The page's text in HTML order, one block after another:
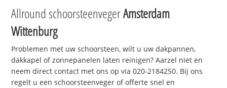
Allround schoorsteenvegerAmsterdam
Wittenburg
Problemen met uw schoorsteen, wilt u uw dakpannen,
dakkapel of zonnepanelen laten reinigen? Aarzel niet en
neem direct contact met ons op via 020-2184250. Bij ons
regelt u een schoorsteenveger of offerte snel en